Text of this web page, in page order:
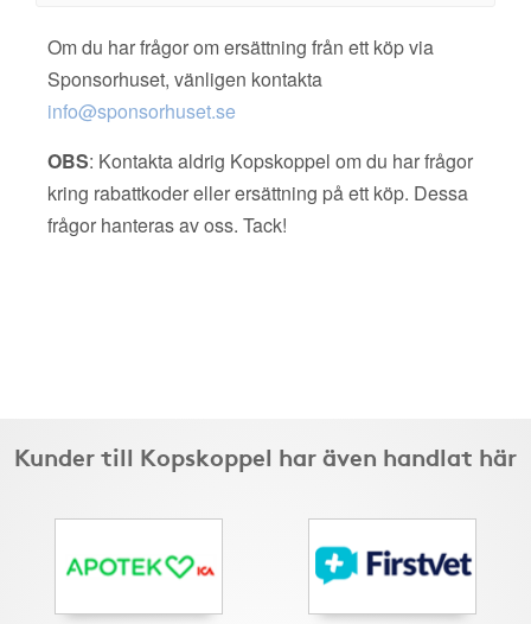
Om du har frågor om ersättning från ett köp via
Sponsorhuset, vänligen kontakta
info@sponsorhuset.se
OBS: Kontakta aldrig Kopskoppel om du har frågor
kring rabattkoder eller ersättning på ett köp. Dessa
frågor hanteras av oss. Tack!
Kunder till Kopskoppel har även handlat här